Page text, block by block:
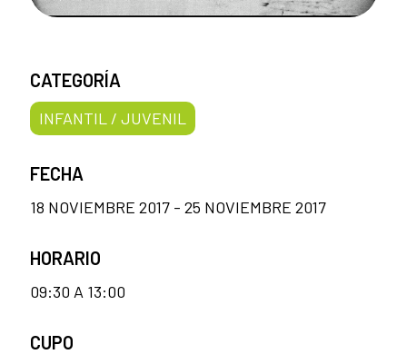
CATEGORÍA
INFANTIL / JUVENIL
FECHA
18 NOVIEMBRE 2017 - 25 NOVIEMBRE 2017
HORARIO
09:30 A 13:00
CUPO